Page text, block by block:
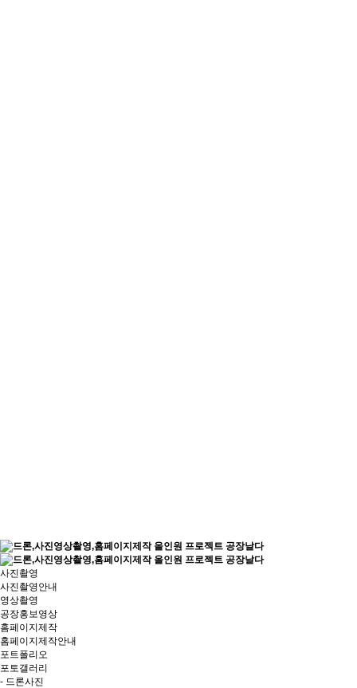
사진촬영
사진촬영안내
영상촬영
공장홍보영상
홈페이지제작
홈페이지제작안내
포트폴리오
포토갤러리
- 드론사진